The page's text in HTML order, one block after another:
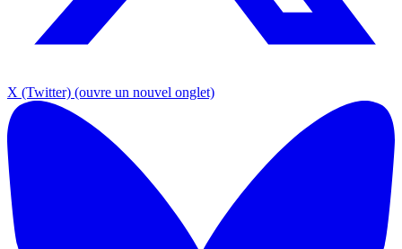
X (Twitter) (ouvre un nouvel onglet)